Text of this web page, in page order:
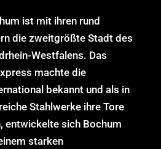
ist mit ihren rund
die zweitgrößte Stadt des
Westfalens. Das
machte die
bekannt und als in
Stahlwerke ihre Tore
entwickelte sich Bochum
starken